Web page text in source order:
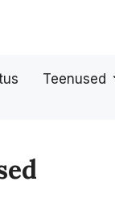
Teenused